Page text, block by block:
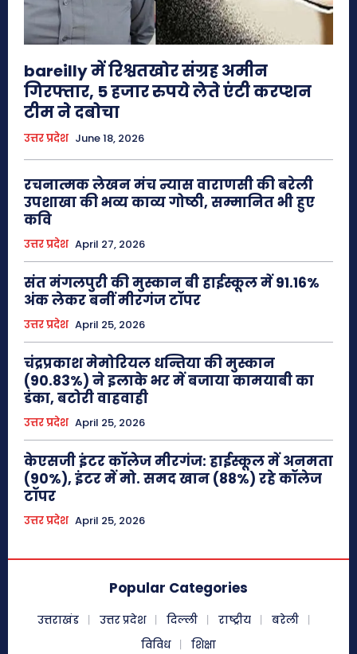
bareilly में रिश्वतखोर संग्रह अमीन
गिरफ्तार, 5 हजार रुपये लेते एंटी करप्शन
टीम ने दबोचा
उत्तर प्रदेश June 18, 2026
रचनात्मक लेखन मंच न्यास वाराणसी की बरेली
उपशाखा की भव्य काव्य गोष्ठी, सम्मानित भी हुए
कवि
उत्तर प्रदेश April 27, 2026
संत मंगलपुरी की मुस्कान बी हाईस्कूल में 91.16%
अंक लेकर बनीं मीरगंज टॉपर
उत्तर प्रदेश April 25, 2026
चंद्रप्रकाश मेमोरियल धन्तिया की मुस्कान
(90.83%) ने इलाके भर में बजाया कामयाबी का
डंका, बटोरी वाहवाही
उत्तर प्रदेश April 25, 2026
केएसजी इंटर कॉलेज मीरगंज: हाईस्कूल में अनमता
(90%), इंटर में मो. समद खान (88%) रहे कॉलेज
टॉपर
उत्तर प्रदेश April 25, 2026
Popular Categories
उत्तराखंड उत्तर प्रदेश दिल्ली राष्ट्रीय
बरेली
विविध
शिक्षा